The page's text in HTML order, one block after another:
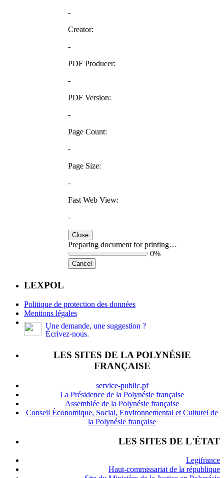
-
Creator:
-
PDF Producer:
-
PDF Version:
-
Page Count:
-
Page Size:
-
Fast Web View:
-
Close
Preparing document for printing…
0%
Cancel
LEXPOL
Politique de protection des données
Mentions légales
Une demande, une suggestion ?
Écrivez-nous.
LES SITES DE LA POLYNÉSIE
FRANÇAISE
service-public.pf
La Présidence de la Polynésie française
Assemblée de la Polynésie française
Conseil Économique, Social, Environnemental et Culturel de
la Polynésie française
LES SITES DE L'ÉTAT
Legifrance
Haut-commissariat de la république